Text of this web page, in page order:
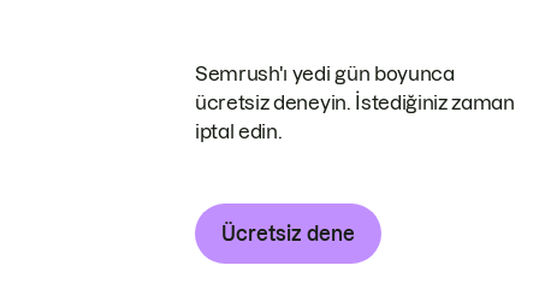
Semrush'ı yedi gün boyunca
ücretsiz deneyin. İstediğiniz zaman
iptal edin.
Ücretsiz dene